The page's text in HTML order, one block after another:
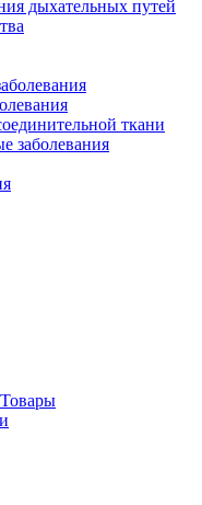
дыхательных путей
ткани
заболевания